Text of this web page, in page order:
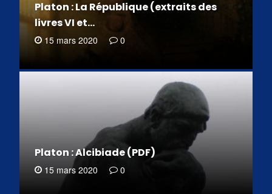
Platon : La République (extraits des
livres VI et…
15 mars 2020 0
Platon : Alcibiade (PDF)
15 mars 2020 0